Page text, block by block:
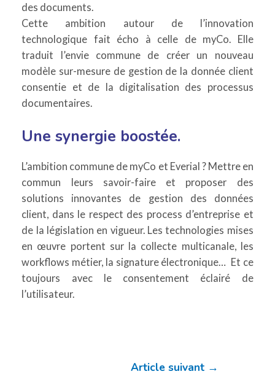
des documents.
Cette ambition autour de l’innovation
technologique fait écho à celle de myCo. Elle
traduit l’envie commune de créer un nouveau
modèle sur-mesure de gestion de la donnée client
consentie et de la digitalisation des processus
documentaires.
Une synergie boostée.
L’ambition commune de myCo et Everial ? Mettre en
commun leurs savoir-faire et proposer des
solutions innovantes de gestion des données
client, dans le respect des process d’entreprise et
de la législation en vigueur. Les technologies mises
en œuvre portent sur la collecte multicanale, les
workflows métier, la signature électronique… Et ce
toujours avec le consentement éclairé de
l’utilisateur.
Article suivant →